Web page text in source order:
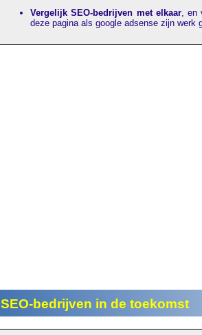
Vergelijk SEO-bedrijven met elkaar, en
deze pagina als google adsense zijn werk
SEO-bedrijven in de toekomst